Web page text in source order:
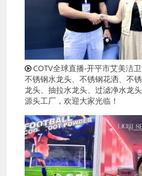
COTV全球直播-开平市艾美洁
不锈钢水龙头、不锈钢花洒、不
龙头、抽拉水龙头、过滤净水龙
源头工厂，欢迎大家光临！